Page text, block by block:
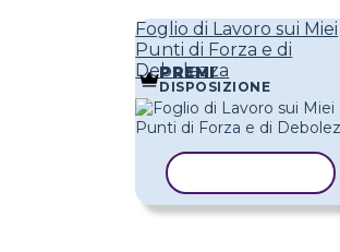
Foglio di Lavoro sui Miei
Punti di Forza e di
Debolezza
PREMI
DISPOSIZIONE